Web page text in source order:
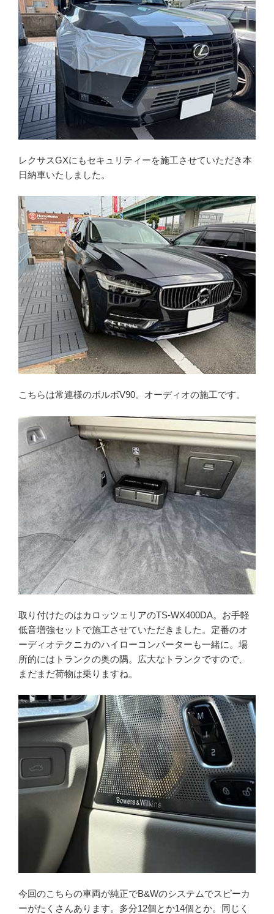
レクサスGXにもセキュリティーを施工させていただき本
日納車いたしました。
こちらは常連様のボルボV90。オーディオの施工です。
取り付けたのはカロッツェリアのTS-WX400DA。お手軽
低音増強セットで施工させていただきました。定番のオ
ーディオテクニカのハイローコンバーターも一緒に。場
所的にはトランクの奥の隅。広大なトランクですので、
まだまだ荷物は乗りますね。
今回のこちらの車両が純正でB&Wのシステムでスピーカ
ーがたくさんあります。多分12個とか14個とか。同じく